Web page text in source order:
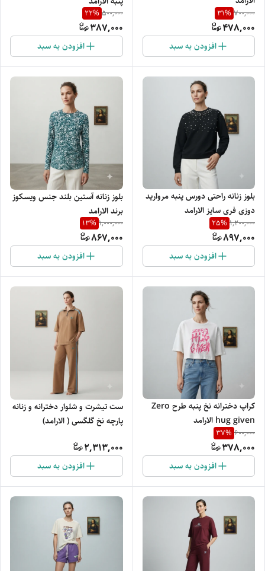
700,000
31%
478,000
افزودن به سبد
500,000
22%
387,000
افزودن به سبد
بلوز زنانه راحتی دورس پنبه مروارید
دوزی فری سایز الارامد
1,200,000
25%
897,000
افزودن به سبد
بلوز زنانه آستین بلند جنس ویسکوز
برند الارامد
1,000,000
13%
867,000
افزودن به سبد
کراپ دخترانه نخ پنبه طرح Zero
hug given الارامد
600,000
37%
378,000
افزودن به سبد
ست تیشرت و شلوار دخترانه و زنانه
پارچه نخ گلگسی ( الارامد)
2,313,000
افزودن به سبد